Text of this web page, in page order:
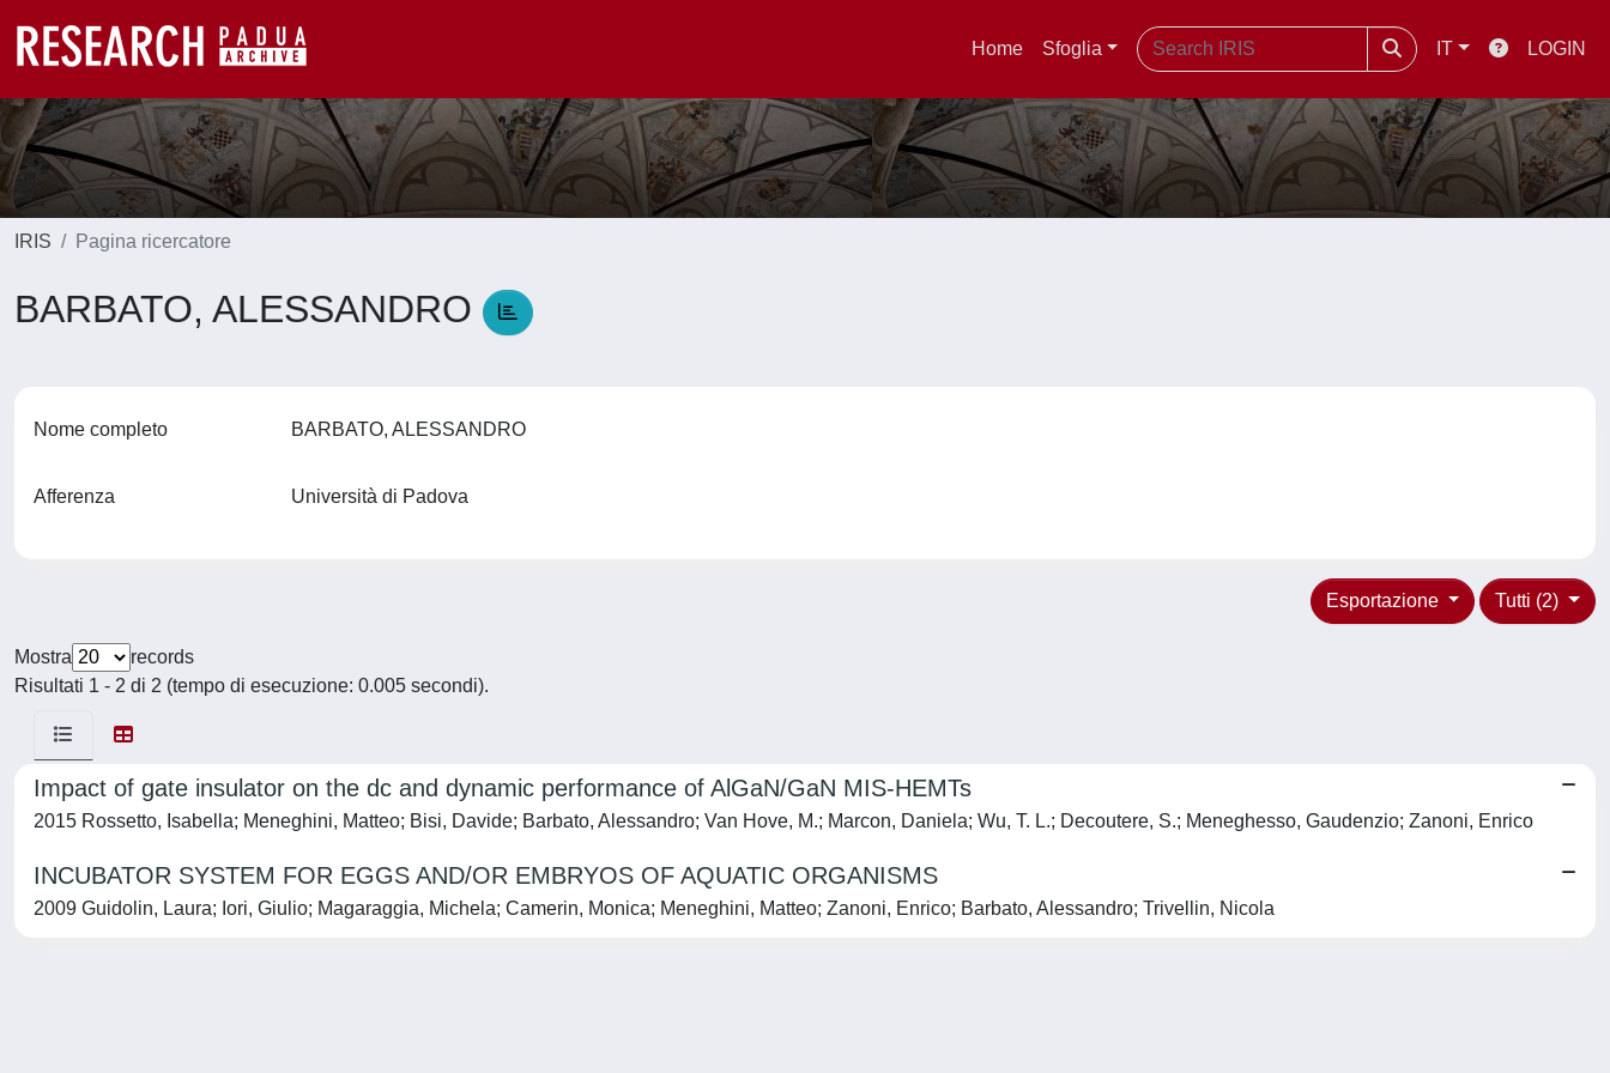
Home Sfoglia IT LOGIN
IRIS Pagina ricercatore
BARBATO, ALESSANDRO
Nome completo BARBATO, ALESSANDRO
Afferenza Università di Padova
Tutti (2)
Esportazione
Mostra
records
Risultati 1 - 2 di 2 (tempo di esecuzione: 0.005 secondi).
Impact of gate insulator on the dc and dynamic performance of AlGaN/GaN MIS-HEMTs
2015 Rossetto, Isabella; Meneghini, Matteo; Bisi, Davide; Barbato, Alessandro; Van Hove, M.; Marcon, Daniela; Wu, T. L.; Decoutere, S.; Meneghesso, Gaudenzio; Zanoni, Enrico
INCUBATOR SYSTEM FOR EGGS AND/OR EMBRYOS OF AQUATIC ORGANISMS
2009 Guidolin, Laura; Iori, Giulio; Magaraggia, Michela; Camerin, Monica; Meneghini, Matteo; Zanoni, Enrico; Barbato, Alessandro; Trivellin, Nicola